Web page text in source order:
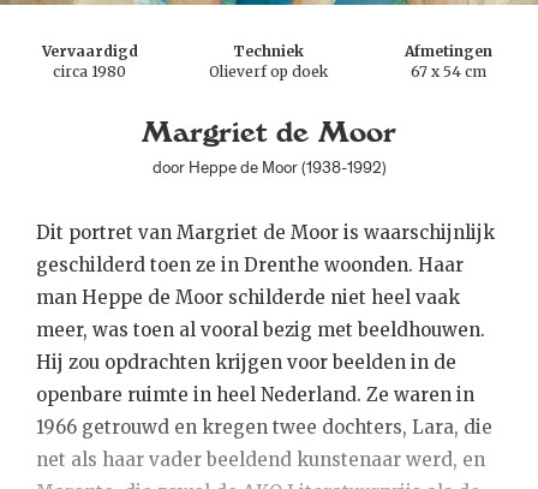
Vervaardigd
circa 1980
Techniek
Olieverf op doek
Afmetingen
67 x 54 cm
Margriet de Moor
door Heppe de Moor (1938-1992)
Dit portret van Margriet de Moor is waarschijnlijk
geschilderd toen ze in Drenthe woonden. Haar
man Heppe de Moor schilderde niet heel vaak
meer, was toen al vooral bezig met beeldhouwen.
Hij zou opdrachten krijgen voor beelden in de
openbare ruimte in heel Nederland. Ze waren in
1966 getrouwd en kregen twee dochters, Lara, die
net als haar vader beeldend kunstenaar werd, en